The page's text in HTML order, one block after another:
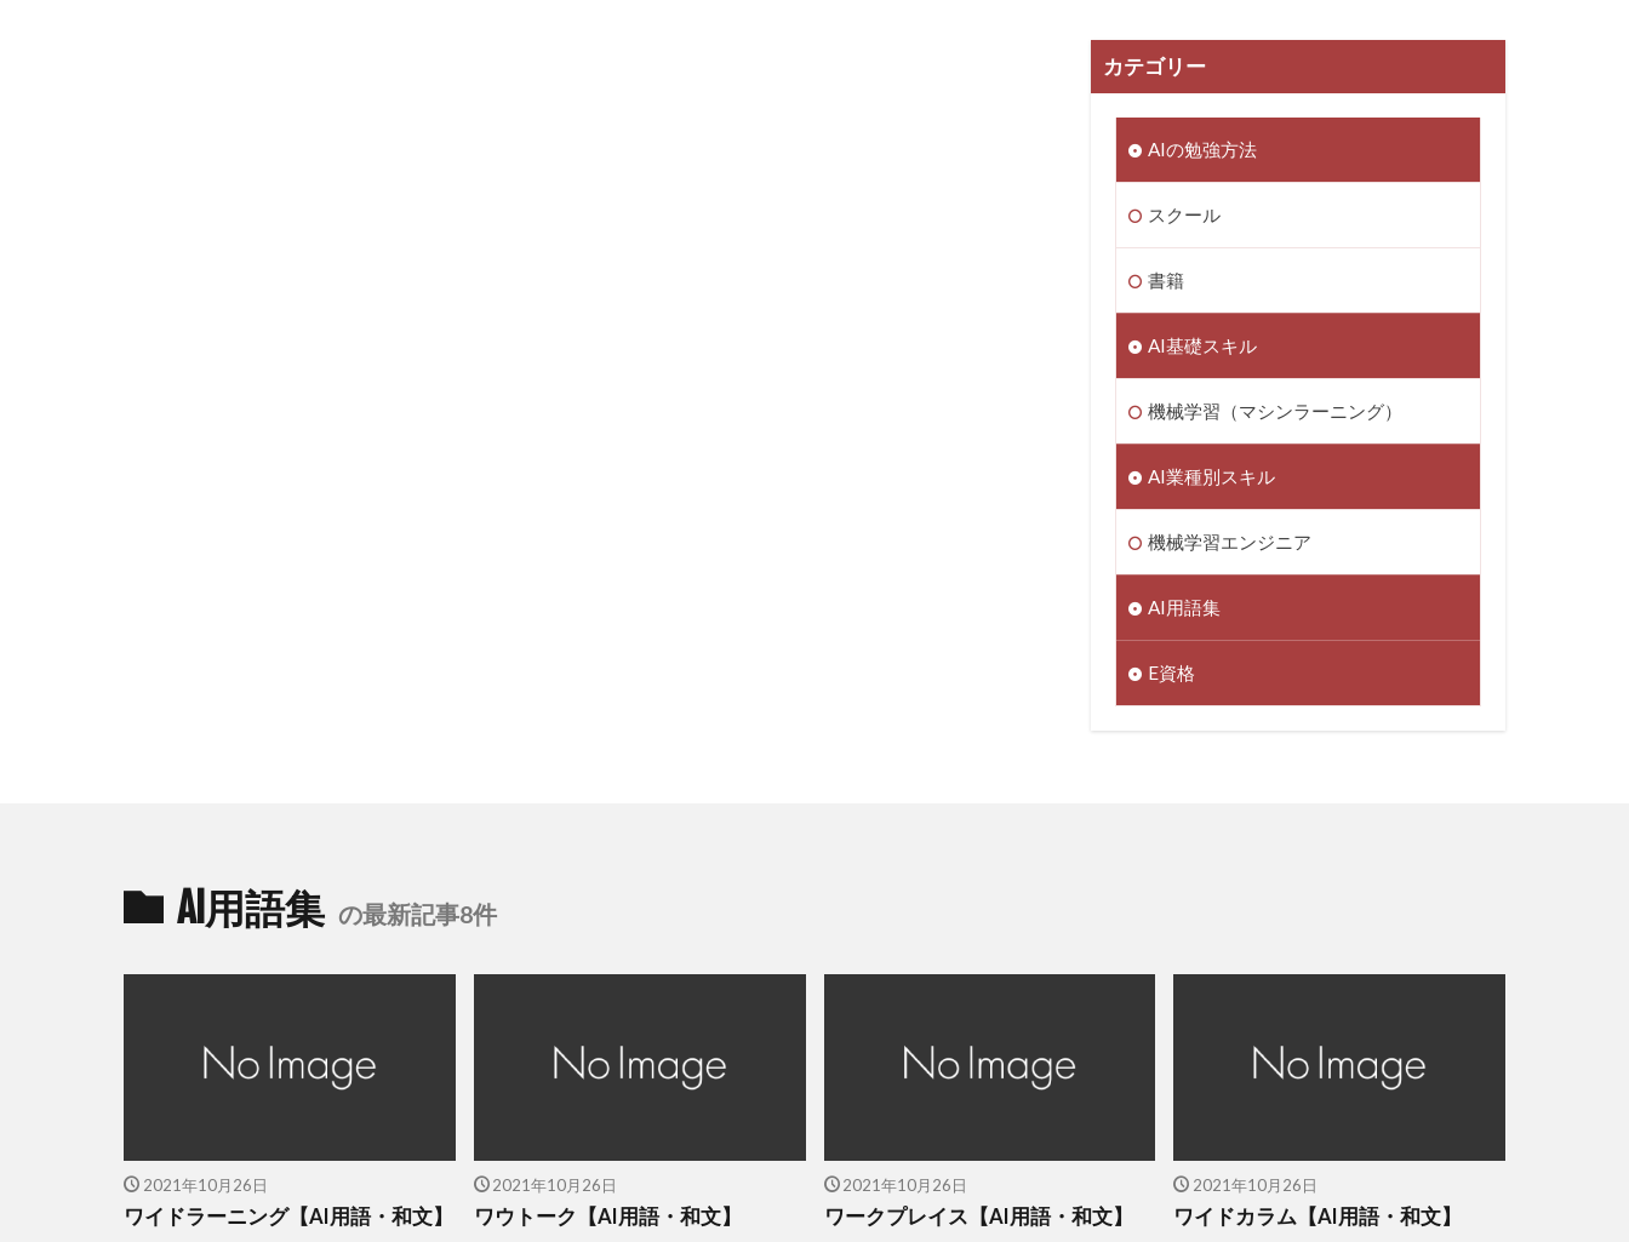
カテゴリー
AIの勉強方法
スクール
書籍
AI基礎スキル
機械学習（マシンラーニング）
AI業種別スキル
機械学習エンジニア
AI用語集
E資格
AI用語集 の最新記事8件
2021年10月26日
ワイドラーニング【AI用語・和文】
2021年10月26日
ワウトーク【AI用語・和文】
2021年10月26日
ワークプレイス【AI用語・和文】
2021年10月26日
ワイドカラム【AI用語・和文】